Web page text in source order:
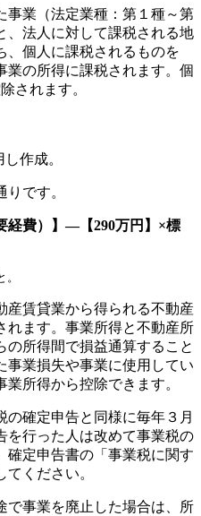
事業（法定業種：第１種～第
、法人に対して課税される地
、個人に課税されるものを
業の所得に課税されます。個
されます。
作成。
です。
経費）】―【290万円】×標
産賃貸業から得られる不動産
れます。事業所得と不動産所
所得間で損益通算すること
事業損失や事業に使用してい
所得から控除できます。
確定申告と同様に毎年３月
を行った人は改めて事業税の
確定申告書の「事業税に関す
ください。
で事業を廃止した場合は、所